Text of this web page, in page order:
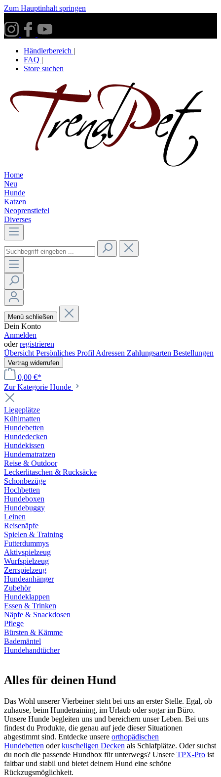
Zum Hauptinhalt springen
Händlerbereich |
FAQ |
Store suchen
Home
Neu
Hunde
Katzen
Neoprenstiefel
Diverses
Menü schließen
Dein Konto
Anmelden
oderregistrieren
Übersicht Persönliches Profil Adressen Zahlungsarten Bestellungen
Vertrag widerrufen
0,00 €*
Zur Kategorie Hunde
Liegeplätze
Kühlmatten
Hundebetten
Hundedecken
Hundekissen
Hundematratzen
Reise & Outdoor
Leckerlitaschen & Rucksäcke
Schonbezüge
Hochbetten
Hundeboxen
Hundebuggy
Leinen
Reisenäpfe
Spielen & Training
Futterdummys
Aktivspielzeug
Wurfspielzeug
Zerrspielzeug
Hundeanhänger
Zubehör
Hundeklappen
Essen & Trinken
Näpfe & Snackdosen
Pflege
Bürsten & Kämme
Bademäntel
Hundehandtücher
Alles für deinen Hund
Das Wohl unserer Vierbeiner steht bei uns an erster Stelle. Egal, ob
zuhause, beim Hundetraining, im Urlaub oder sogar im Büro.
Unsere Hunde begleiten uns und bereichern unser Leben. Bei uns
findest du Produkte, die genau auf jede dieser Situationen
abgestimmt sind. Entdecke unsere orthopädischen
Hundebetten oderkuscheligen Decken als Schlafplätze. Oder suchst
du noch die passende Hundbox für unterwegs? Unsere TPX-Pro ist
faltbar und stabil und bietet deinem Hund eine schöne
Rückzugsmöglichkeit.